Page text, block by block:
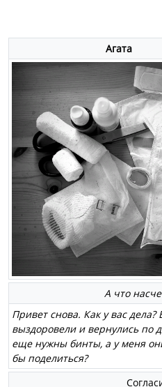
Агата
А что
Привет снова. Как у вас
выздоровели и вернулись по
еще нужны бинты, а у меня
бы поделиться?